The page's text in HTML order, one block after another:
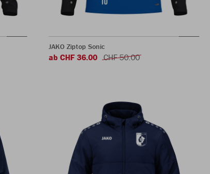
JAKO Ziptop Sonic
ab CHF 36.00 CHF 50.00